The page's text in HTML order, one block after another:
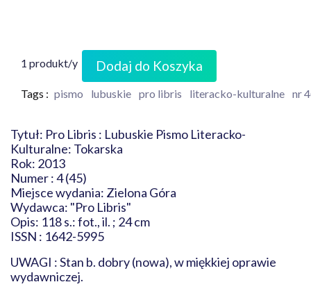
1 produkt/y Dodaj do Koszyka
Tags : pismo lubuskie pro libris literacko-kulturalne nr
Tytuł: Pro Libris : Lubuskie Pismo Literacko-
Kulturalne: Tokarska
Rok: 2013
Numer : 4 (45)
Miejsce wydania: Zielona Góra
Wydawca: "Pro Libris"
Opis: 118 s.: fot., il. ; 24 cm
ISSN : 1642-5995
UWAGI : Stan b. dobry (nowa), w miękkiej oprawie
wydawniczej.